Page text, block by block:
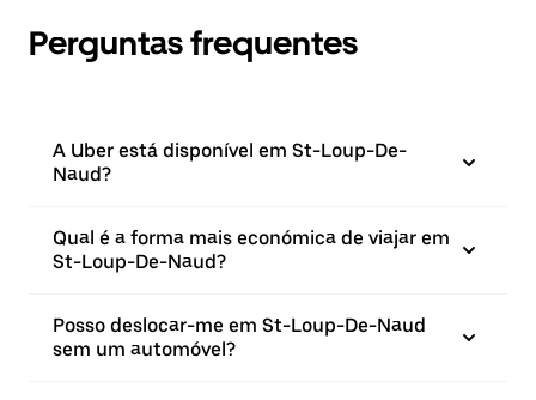
Perguntas frequentes
A Uber está disponível em St-Loup-De-
Naud?
Qual é a forma mais económica de viajar em
St-Loup-De-Naud?
Posso deslocar-me em St-Loup-De-Naud
sem um automóvel?